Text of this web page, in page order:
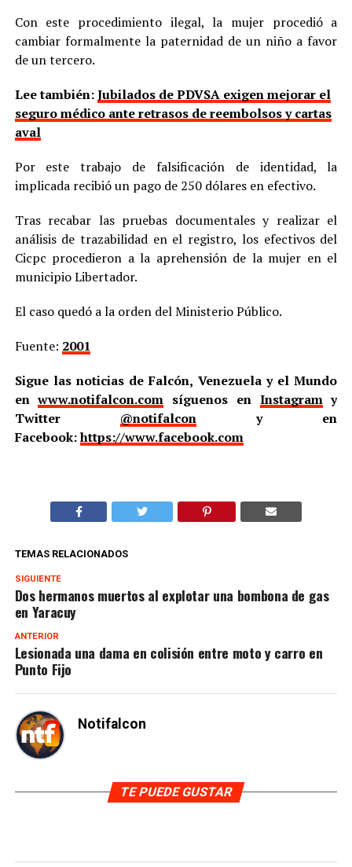
Con este procedimiento ilegal, la mujer procedió a
cambiar formalmente la paternidad de un niño a favor
de un tercero.
Lee también:Jubilados de PDVSA exigen mejorar el
seguro médico ante retrasos de reembolsos y cartas
aval
Por este trabajo de falsificación de identidad, la
implicada recibió un pago de 250 dólares en efectivo.
Tras recabar las pruebas documentales y realizar el
análisis de trazabilidad en el registro, los efectivos del
Cicpc procedieron a la aprehensión de la mujer en el
municipio Libertador.
El caso quedó a la orden del Ministerio Público.
Fuente: 2001
Sigue las noticias de Falcón, Venezuela y el Mundo
enwww.notifalcon.com síguenos en Instagramy
Twitter @notifalcony en
Facebook:https://www.facebook.com
TEMAS RELACIONADOS
SIGUIENTE
Dos hermanos muertos al explotar una bombona de gas
en Yaracuy
ANTERIOR
Lesionada una dama en colisión entre moto y carro en
Punto Fijo
Notifalcon
TE PUEDE GUSTAR